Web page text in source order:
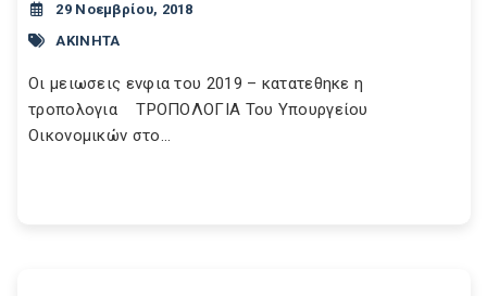
29 Νοεμβρίου, 2018
ΑΚΙΝΗΤΑ
Oι μειωσεις ενφια του 2019 – κατατεθηκε η
τροπολογια ΤΡΟΠΟΛΟΓΙΑ Του Υπουργείου
Οικονομικών στο...